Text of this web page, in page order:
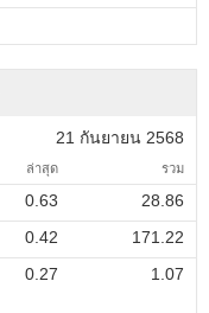
21 กันยายน 2568
ล่าสุด รวม
0.63
28.86
0.42
171.22
0.27 1.07